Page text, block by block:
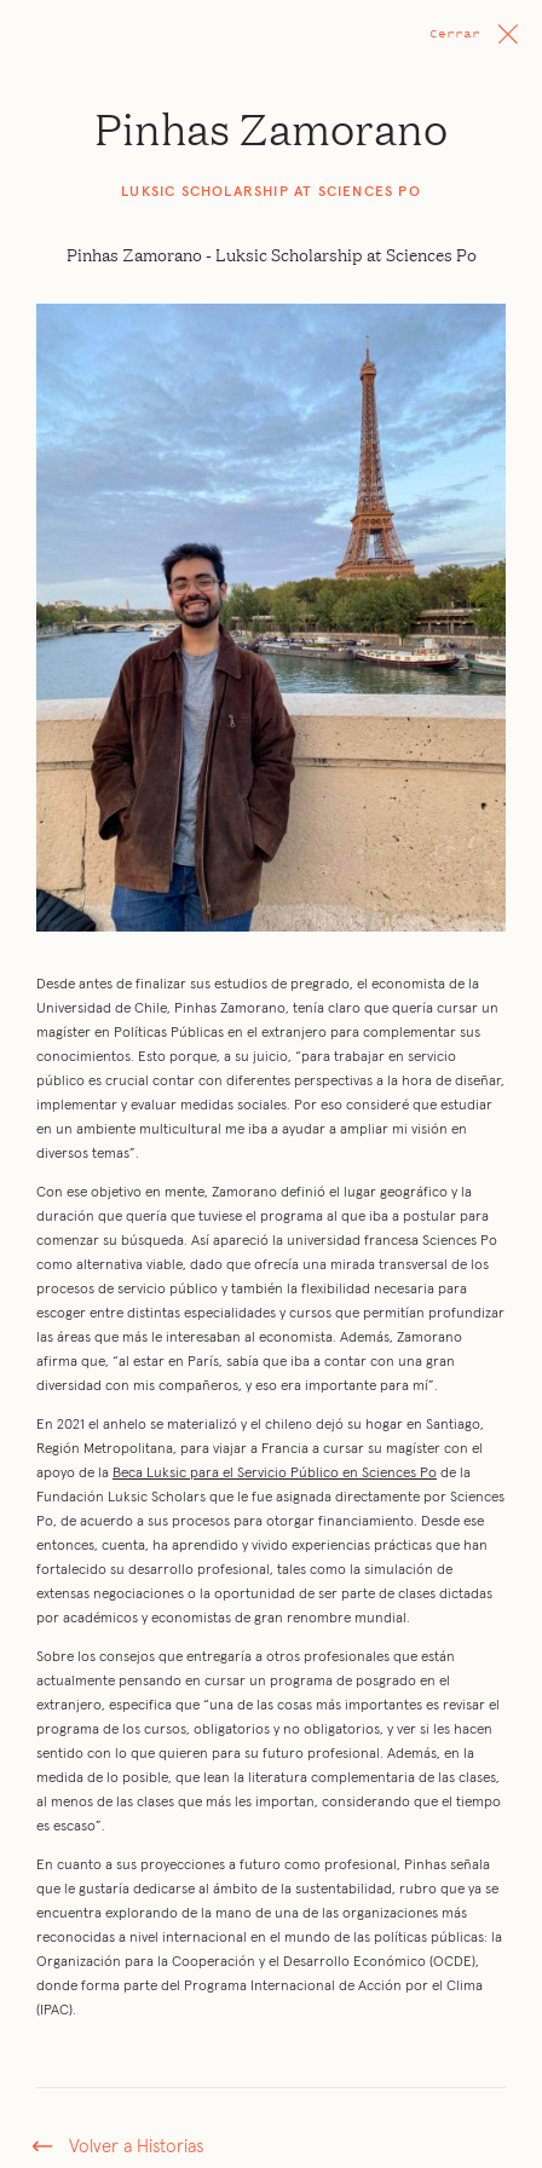
Cerrar
Pinhas Zamorano
LUKSIC SCHOLARSHIP AT SCIENCES PO
Pinhas Zamorano - Luksic Scholarship at Sciences Po
Desde antes de finalizar sus estudios de pregrado, el economista de la
Universidad de Chile, Pinhas Zamorano, tenía claro que quería cursar un
magíster en Políticas Públicas en el extranjero para complementar sus
conocimientos. Esto porque, a su juicio, “para trabajar en servicio
público es crucial contar con diferentes perspectivas a la hora de diseñar,
implementar y evaluar medidas sociales. Por eso consideré que estudiar
en un ambiente multicultural me iba a ayudar a ampliar mi visión en
diversos temas”.
Con ese objetivo en mente, Zamorano definió el lugar geográfico y la
duración que quería que tuviese el programa al que iba a postular para
comenzar su búsqueda. Así apareció la universidad francesa Sciences Po
como alternativa viable, dado que ofrecía una mirada transversal de los
procesos de servicio público y también la flexibilidad necesaria para
escoger entre distintas especialidades y cursos que permitían profundizar
las áreas que más le interesaban al economista. Además, Zamorano
afirma que, “al estar en París, sabía que iba a contar con una gran
diversidad con mis compañeros, y eso era importante para mí”.
En 2021 el anhelo se materializó y el chileno dejó su hogar en Santiago,
Región Metropolitana, para viajar a Francia a cursar su magíster con el
apoyo de la Beca Luksic para el Servicio Público en Sciences Po de la
Fundación Luksic Scholars que le fue asignada directamente por Sciences
Po, de acuerdo a sus procesos para otorgar financiamiento. Desde ese
entonces, cuenta, ha aprendido y vivido experiencias prácticas que han
fortalecido su desarrollo profesional, tales como la simulación de
extensas negociaciones o la oportunidad de ser parte de clases dictadas
por académicos y economistas de gran renombre mundial.
Sobre los consejos que entregaría a otros profesionales que están
actualmente pensando en cursar un programa de posgrado en el
extranjero, especifica que “una de las cosas más importantes es revisar el
programa de los cursos, obligatorios y no obligatorios, y ver si les hacen
sentido con lo que quieren para su futuro profesional. Además, en la
medida de lo posible, que lean la literatura complementaria de las clases,
al menos de las clases que más les importan, considerando que el tiempo
es escaso”.
En cuanto a sus proyecciones a futuro como profesional, Pinhas señala
que le gustaría dedicarse al ámbito de la sustentabilidad, rubro que ya se
encuentra explorando de la mano de una de las organizaciones más
reconocidas a nivel internacional en el mundo de las políticas públicas: la
Organización para la Cooperación y el Desarrollo Económico (OCDE),
donde forma parte del Programa Internacional de Acción por el Clima
(IPAC).
Volver a Historias